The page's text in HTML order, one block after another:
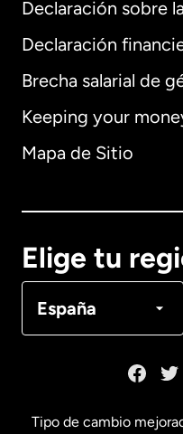
Declaración sobre
Declaración
Brecha salarial de
Keeping your
Mapa de Sitio
Elige tu
España
Internacional
Alemania
Tipo de cambio